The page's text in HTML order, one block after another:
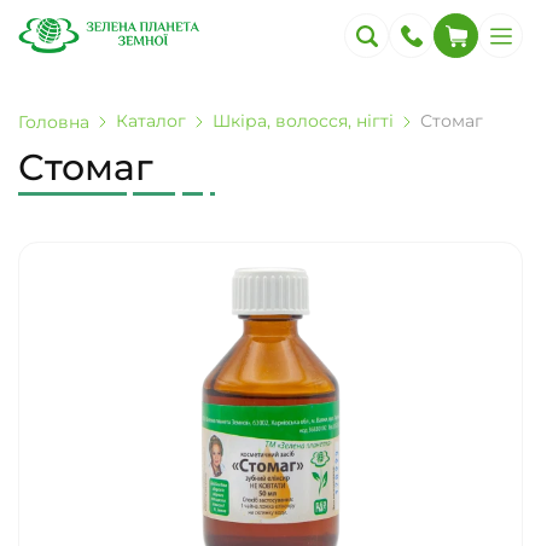
Головна Каталог Шкіра, волосся, нігті Стомаг
Стомаг